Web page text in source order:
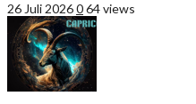
26 Juli 2026064 views